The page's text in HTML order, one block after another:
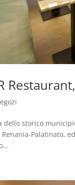
dello storico
Palatinato,